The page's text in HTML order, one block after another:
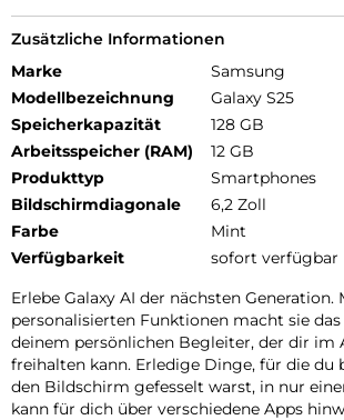
Zusätzliche Informationen
Marke
Samsung
Modellbezeichnung
Galaxy S25
Speicherkapazität
128 GB
Arbeitsspeicher (RAM)
12 GB
Produkttyp
Smartphones
Bildschirmdiagonale
6,2 Zoll
Farbe
Mint
Verfügbarkeit
sofort verfügbar
Erlebe Galaxy AI der nächsten Generation.
personalisierten Funktionen macht sie das
deinem persönlichen Begleiter, der dir im
freihalten kann. Erledige Dinge, für die du
den Bildschirm gefesselt warst, in nur
kann für dich über verschiedene Apps